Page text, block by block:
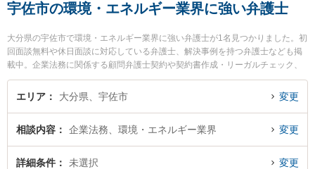
宇佐市の環境・エネルギー業界に強い弁護士
大分県の宇佐市で環境・エネルギー業界に強い弁護士が1名見つかりました。初
回面談無料や休日面談に対応している弁護士、解決事例を持つ弁護士なども掲
載中。企業法務に関係する顧問弁護士契約や契約書作成・リーガルチェック、
雇用契約書・就業規則作成等の細かな分野での絞り込み検索もでき便利です。
特に貞永法律事務所の貞永 憲佑弁護士のプロフィール情報や弁護士費用、強み
ラブル解決の実績豊富な近くの弁護士を検索したい』『初回相談無料で環境・
エネルギー業界を法律相談できる宇佐市内の弁護士に相談予約したい』などで
お困りの相談者さんにおすすめです。
エリア 大分県、宇佐市 変更
相談内容 企業法務、環境・エネルギー業界 変更
詳細条件 未選択 変更